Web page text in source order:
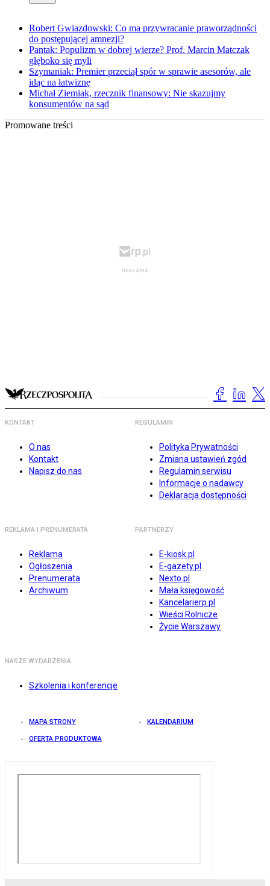
Robert Gwiazdowski: Co ma przywracanie praworządności
do postępującej amnezji?
Pantak: Populizm w dobrej wierze? Prof. Marcin Matczak
głęboko się myli
Szymaniak: Premier przeciął spór w sprawie asesorów, ale
idąc na łatwiznę
Michał Ziemiak, rzecznik finansowy: Nie skazujmy
konsumentów na sąd
Promowane treści
KONTAKT
O nas
Kontakt
Napisz do nas
REGULAMIN
Polityka Prywatności
Zmiana ustawień zgód
Regulamin serwisu
Informacje o nadawcy
Deklaracja dostępności
REKLAMA I PRENUMERATA
Reklama
Ogłoszenia
Prenumerata
Archiwum
PARTNERZY
E-kiosk.pl
E-gazety.pl
Nexto.pl
Mała księgowość
Kancelarierp.pl
Wieści Rolnicze
Życie Warszawy
NASZE WYDARZENIA
Szkolenia i konferencje
MAPA STRONY KALENDARIUM
OFERTA PRODUKTOWA